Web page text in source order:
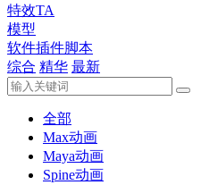
特效TA
模型
软件插件脚本
综合 精华 最新
全部
Max动画
Maya动画
Spine动画